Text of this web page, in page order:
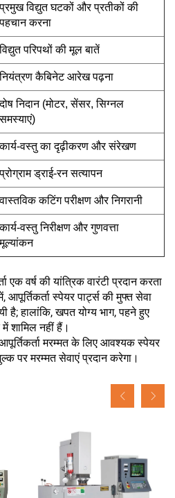
प्रमुख विद्युत घटकों और प्रतीकों की
पहचान करना
विद्युत परिपथों की मूल बातें
नियंत्रण कैबिनेट आरेख पढ़ना
दोष निदान (मोटर, सेंसर, सिग्नल
समस्याएं)
कार्य-वस्तु का दृढ़ीकरण और संरेखण
प्रोग्राम ड्राई-रन सत्यापन
वास्तविक कटिंग परीक्षण और निगरानी
कार्य-वस्तु निरीक्षण और गुणवत्ता
मूल्यांकन
एक वर्ष की यांत्रिक वारंटी प्रदान करता
स्पेयर पार्ट्स की मुफ्त सेवा
है; हालांकि, खपत योग्य भाग, पहने हुए
शामिल नहीं हैं।
मरम्मत के लिए आवश्यक स्पेयर
पर मरम्मत सेवाएं प्रदान करेगा।